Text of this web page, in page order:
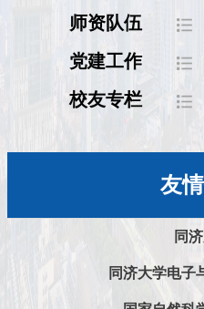
师资队伍
党建工作
校友专栏
友
同
同济大学电子